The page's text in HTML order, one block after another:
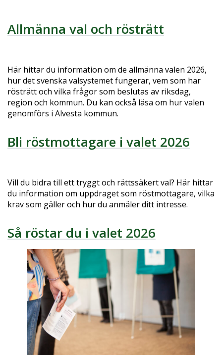
Allmänna val och rösträtt
Här hittar du information om de allmänna valen 2026,
hur det svenska valsystemet fungerar, vem som har
rösträtt och vilka frågor som beslutas av riksdag,
region och kommun. Du kan också läsa om hur valen
genomförs i Alvesta kommun.
Bli röstmottagare i valet 2026
Vill du bidra till ett tryggt och rättssäkert val? Här hittar
du information om uppdraget som röstmottagare, vilka
krav som gäller och hur du anmäler ditt intresse.
Så röstar du i valet 2026